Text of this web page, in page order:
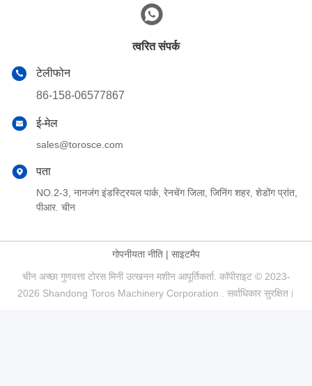
त्वरित संपर्क
टेलीफोन
86-158-06577867
ई-मेल
sales@torosce.com
पता
NO.2-3, नानजंग इंडस्ट्रियल पार्क, रेनचेंग जिला, जिनिंग शहर, शेडोंग प्रांत,
पीआर. चीन
गोपनीयता नीति | साइटमैप
चीन अच्छा गुणवत्ता टोरस मिनी उत्खनन मशीन आपूर्तिकर्ता. कॉपीराइट © 2023-
2026 Shandong Toros Machinery Corporation . सर्वाधिकार सुरक्षित।